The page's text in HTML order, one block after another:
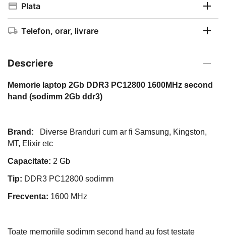
Plata
Telefon, orar, livrare
Descriere
Memorie laptop 2Gb DDR3 PC12800 1600MHz second
hand (sodimm 2Gb ddr3)
Brand :
Diverse Branduri cum ar fi Samsung, Kingston,
MT, Elixir etc
Capacitate: 2 Gb
Tip: DDR3 PC12800 sodimm
Frecventa: 1600 MHz
Toate memoriile sodimm second hand au fost testate